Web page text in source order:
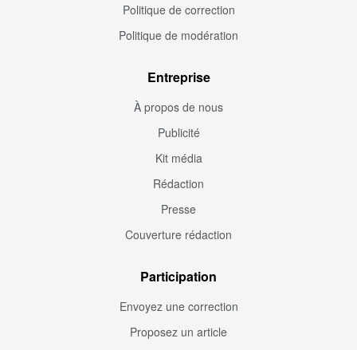
Politique de correction
Politique de modération
Entreprise
À propos de nous
Publicité
Kit média
Rédaction
Presse
Couverture rédaction
Participation
Envoyez une correction
Proposez un article